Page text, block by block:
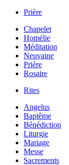
Prière
Chapelet
Homélie
Méditation
Neuvaine
Prière
Rosaire
Rites
Angelus
Baptême
Bénédiction
Liturgie
Mariage
Messe
Sacrements